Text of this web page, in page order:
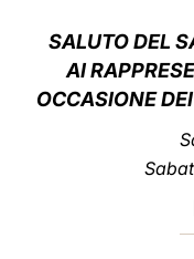
SALUTO DEL
AI
OCCASIONE